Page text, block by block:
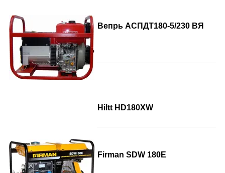
Вепрь АСПДТ180-5/230 ВЯ
Hiltt HD180XW
Firman SDW 180E